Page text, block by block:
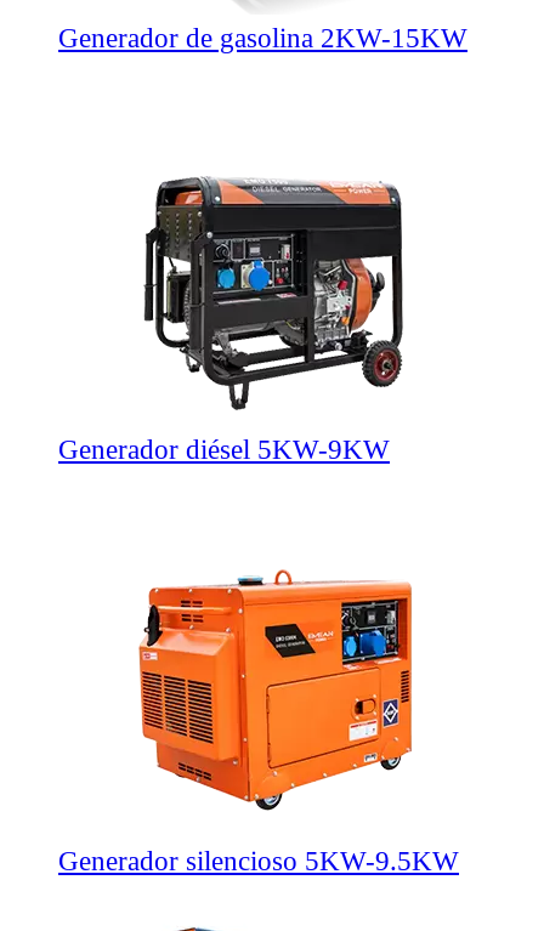
Generador de gasolina 2KW-15KW
Generador diésel 5KW-9KW
Generador silencioso 5KW-9.5KW